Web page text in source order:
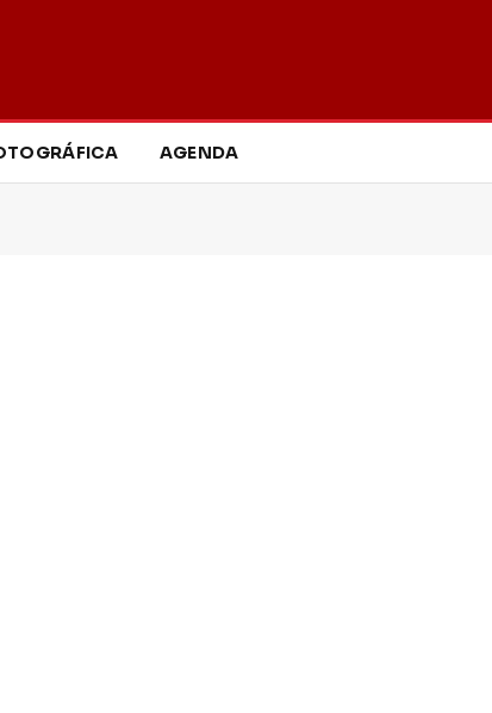
AGENDA